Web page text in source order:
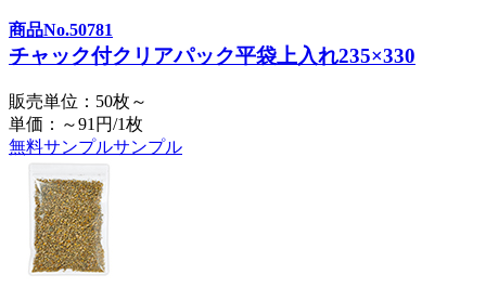
商品No.50781
チャック付クリアパック平袋上入れ235×330
販売単位：50枚～
単価：～91円/1枚
無料サンプルサンプル